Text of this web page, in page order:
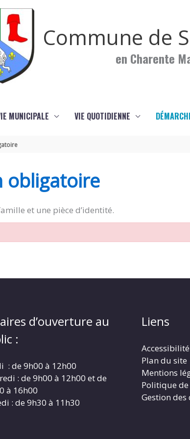
Commune de
en Charente
MUNICIPALE VIE QUOTIDIENNE
obligatoire
et une pièce d’identité.
d’ouverture au
:
: de 9h00 à 12h00
: de 9h00 à 12h00 et de
à 16h00
: de 9h30 à 11h30
Liens
Plan du site
Mentions
Politique
Gestion des